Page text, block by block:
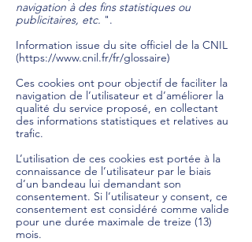
navigation à des fins statistiques ou
publicitaires, etc. ".
Information issue du site officiel de la CNIL
(https://www.cnil.fr/fr/glossaire)
Ces cookies ont pour objectif de faciliter la
navigation de l’utilisateur et d’améliorer la
qualité du service proposé, en collectant
des informations statistiques et relatives au
trafic.
L’utilisation de ces cookies est portée à la
connaissance de l’utilisateur par le biais
d’un bandeau lui demandant son
consentement. Si l’utilisateur y consent, ce
consentement est considéré comme valide
pour une durée maximale de treize (13)
mois.